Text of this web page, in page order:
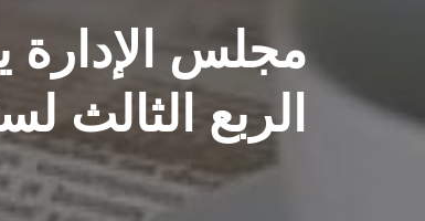
مجلس الإدارة
الربع الثالث لسنة